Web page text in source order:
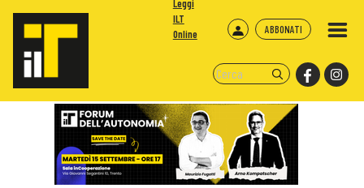
ABBONATI
Leggi
ILT
Online